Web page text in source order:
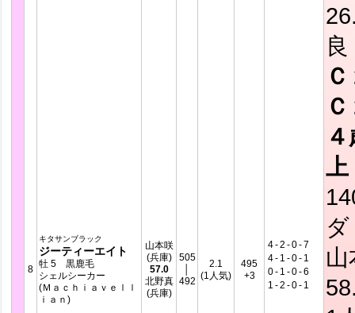
8
キタサンブラック
ジーティーエイト
牡 5 黒鹿毛
シェルシーカー
(Ｍａｃｈｉａｖｅｌｌ
ｉａｎ)
山本咲
(兵庫)
57.0
北野真
(兵庫)
505
492
2.1
(1人気)
495
+3
4-2 -0-7
4- 1 -0- 1
0- 1 -0-6
1 -2 -0- 1
良
上